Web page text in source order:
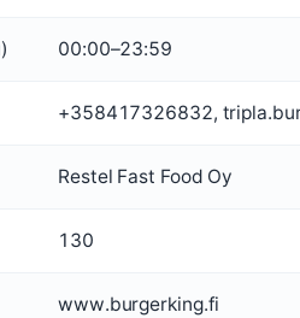
00:00–23:59
+358417326832,
Restel Fast Food Oy
130
www.burgerking.fi